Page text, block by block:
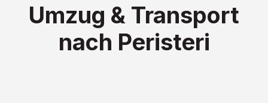
Umzug & Transport
nach Peristeri